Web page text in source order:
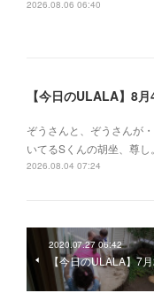
2026.08.06 06:40
【今日のULALA】8月
ぞうさんと、ぞうさんが
いてるSくんの胡坐、尊し。
2026.08.04 07:24
2020.07.27 06:42
【今日のULALA】7